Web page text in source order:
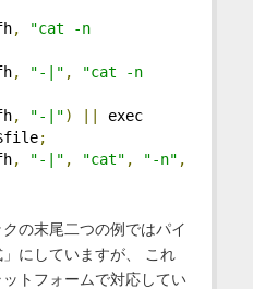
,
"cat -n
, "-|" ,
"cat -n
, "-|")
exec
;
, "-|" , "cat" , "-n" ,
の末尾二つの例ではパイ
にしていますが、 これ
トフォームで対応してい